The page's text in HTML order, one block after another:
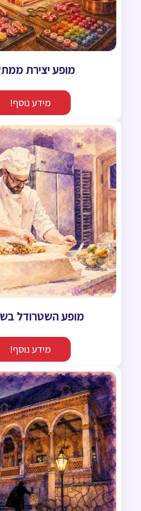
מופע יצירת
מידע נוסף!
מופע השטרודל
מידע נוסף!